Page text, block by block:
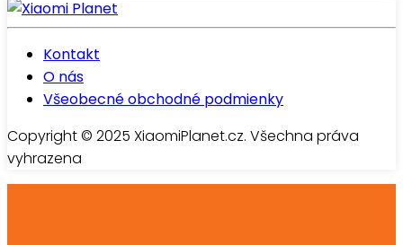
Kontakt
O nás
Všeobecné obchodné podmienky
Copyright © 2025 XiaomiPlanet.cz. Všechna práva
vyhrazena